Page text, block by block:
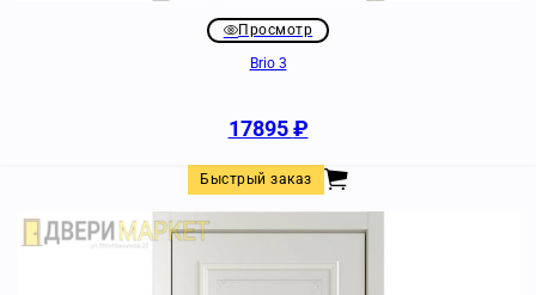
Просмотр
Brio 3
17895₽
Быстрый заказ